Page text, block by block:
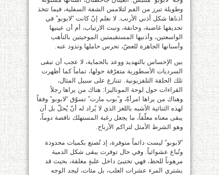
وطويلة تبرز من الفم لتلامس الشفة السفلية، فيما تتخذ
أذناها شكل أذني الأرنب. لا نعلم إنّ كانت “لابوبو” في
تحديقها غاضبة، وحانقة، وتبث الارتياب، أم أن عينيها
الواسعتين، وأذنيها المستقيمتين الموحيتين بالتأهب
وأسنانها الجاهزة للعضّ، تحرس حاملها وتذود عنه.
بين الإحساس بالتهديد ووعد بالحماية، لا عجب أن تبقى
السرديات الأسطورية متفرّقة حولها، تماماً كما أظهرت
تلك الحلقة التلفزيونية. تتنازع على سبيل المثال،
القراءات حول لوحة الموناليزا: هناك من يراها رجلاً
وهناك من يراها امرأةً، و”بوب مارت” تسوّق “لابوبو” وفقاً
لهذه الثنائية الأشبه باللغز الذي لا يُراد له أنّ يُحلّ بل أن
يبقى معناه معلّقاً، ما يجعل رغبة المستهلك ناقصة دوماً،
وهو الشرط الأمثل لتراكم الأرباح.
“لابوبو” ليست دائماً متوفرة، إذ تُصنع بكميات محدودة
وتُباع عشوائياً. وفي حال توفرت يبقى شكل الدمية
مرهوناً للحظ، فهي تختبئ داخل علبةٍ مغلقة، بحيث قد
يشتري المرء عشرات العلب، بل مئات، ليجد الوجه